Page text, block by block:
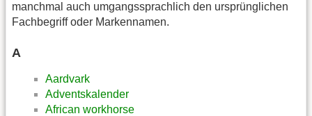
manchmal auch umgangssprachlich den ursprünglichen
Fachbegriff oder Markennamen.
A
Aardvark
Adventskalender
African workhorse